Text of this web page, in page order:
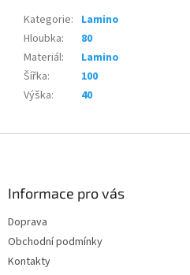
Kategorie: Lamino
Hloubka:
80
Materiál:
Lamino
Šířka:
100
Výška: 40
Informace pro vás
Doprava
Obchodní podmínky
Kontakty